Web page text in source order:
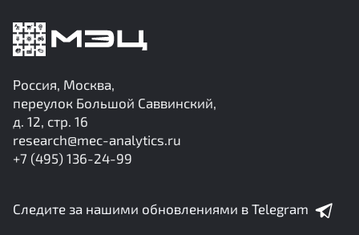
Россия, Москва,
переулок Большой Саввинский,
д. 12, стр. 16
research@mec-analytics.ru
+7 (495) 136-24-99
Следите за нашими обновлениями в Telegram